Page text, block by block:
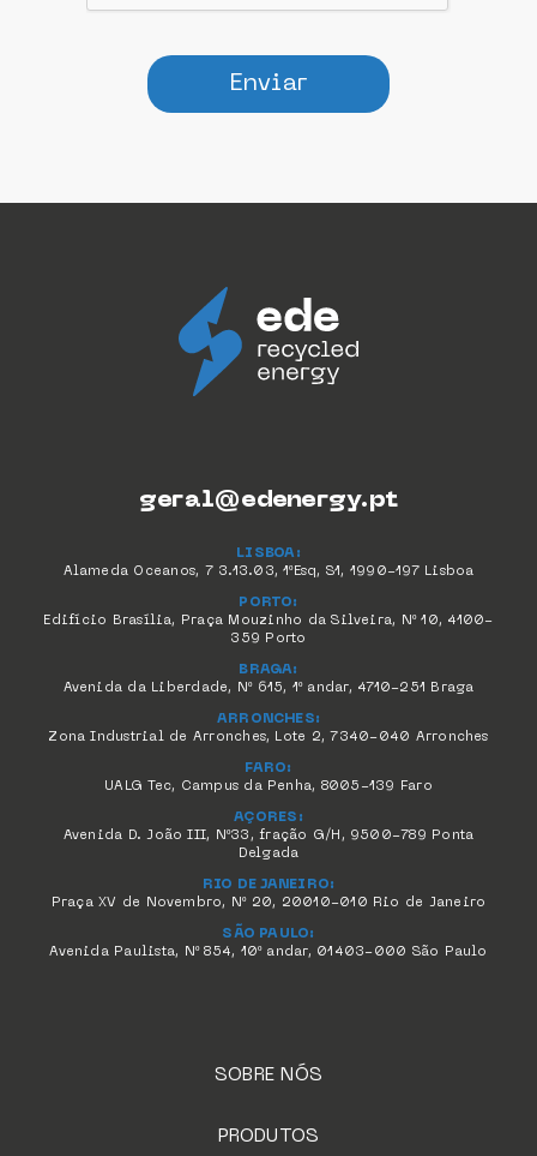
Enviar
geral@edenergy.pt
LISBOA:
Alameda Oceanos, 7 3.13.03, 1ºEsq, S1, 1990-197 Lisboa
PORTO:
Edifício Brasília, Praça Mouzinho da Silveira, Nº 10, 4100-
359 Porto
BRAGA:
Avenida da Liberdade, Nº 615, 1º andar, 4710-251 Braga
ARRONCHES:
Zona Industrial de Arronches, Lote 2, 7340-040 Arronches
FARO:
UALG Tec, Campus da Penha, 8005-139 Faro
AÇORES:
Avenida D. João III, Nº33, fração G/H, 9500-789 Ponta
Delgada
RIO DE JANEIRO:
Praça XV de Novembro, Nº 20, 20010-010 Rio de Janeiro
SÃO PAULO:
Avenida Paulista, Nº 854, 10º andar, 01403-000 São Paulo
SOBRE NÓS
PRODUTOS